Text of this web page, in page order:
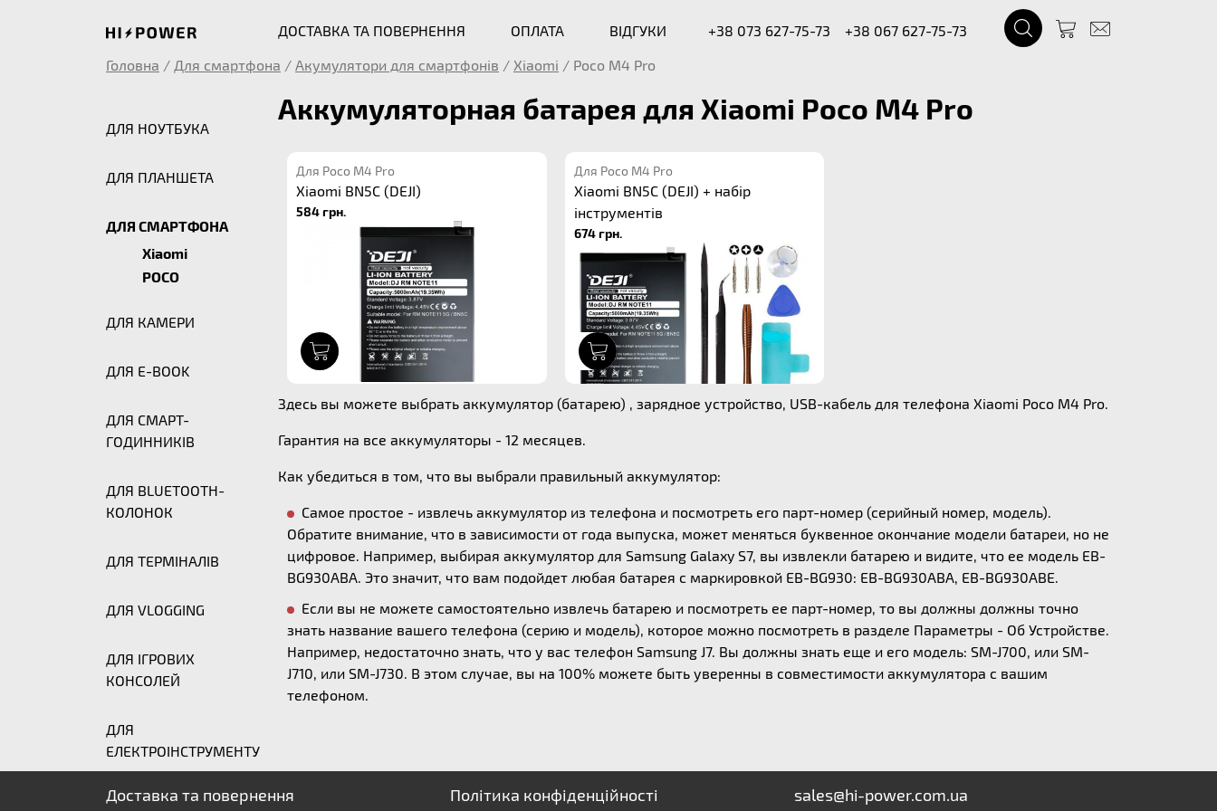
ДОСТАВКА ТА ПОВЕРНЕННЯ ОПЛАТА ВІДГУКИ +38 073 627-75-73
+38 067 627-75-73
Головна / Для смартфона / Акумулятори для смартфонів / Xiaomi / Poco M4 Pro
ДЛЯ НОУТБУКА
ДЛЯ ПЛАНШЕТА
ДЛЯ СМАРТФОНА
Xiaomi
POCO
ДЛЯ КАМЕРИ
ДЛЯ E-BOOK
ДЛЯ СМАРТ-
ГОДИННИКІВ
ДЛЯ BLUETOOTH-
КОЛОНОК
ДЛЯ ТЕРМІНАЛІВ
ДЛЯ VLOGGING
ДЛЯ ІГРОВИХ
КОНСОЛЕЙ
ДЛЯ
ЕЛЕКТРОІНСТРУМЕНТУ
Аккумуляторная батарея для Xiaomi Poco M4 Pro
Для Poco M4 Pro
Xiaomi BN5C (DEJI)
584 грн.
Для Poco M4 Pro
Xiaomi BN5C (DEJI) + набір
інструментів
674 грн.
Здесь вы можете выбрать аккумулятор (батарею) , зарядное устройство, USB-кабель для телефона Xiaomi Poco M4 Pro.
Гарантия на все аккумуляторы - 12 месяцев.
Как убедиться в том, что вы выбрали правильный аккумулятор:
Самое простое - извлечь аккумулятор из телефона и посмотреть его парт-номер (серийный номер, модель).
Обратите внимание, что в зависимости от года выпуска, может меняться буквенное окончание модели батареи, но не
цифровое. Например, выбирая аккумулятор для Samsung Galaxy S7, вы извлекли батарею и видите, что ее модель EB-
BG930ABA. Это значит, что вам подойдет любая батарея с маркировкой EB-BG930: EB-BG930ABA, EB-BG930ABE.
Если вы не можете самостоятельно извлечь батарею и посмотреть ее парт-номер, то вы должны должны точно
знать название вашего телефона (серию и модель), которое можно посмотреть в разделе Параметры - Об Устройстве.
Например, недостаточно знать, что у вас телефон Samsung J7. Вы должны знать еще и его модель: SM-J700, или SM-
J710, или SM-J730. В этом случае, вы на 100% можете быть уверенны в совместимости аккумулятора с вашим
телефоном.
Доставка та повернення Політика конфіденційності sales@hi-power.com.ua